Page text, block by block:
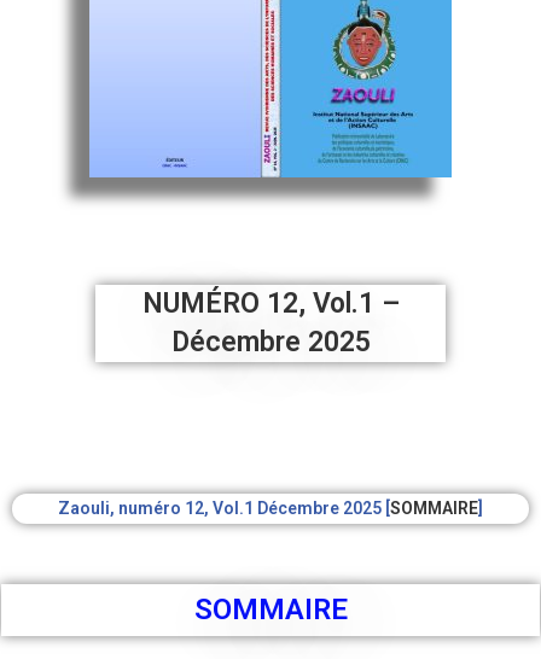
NUMÉRO 12, Vol.1 –
Décembre 2025
Zaouli, numéro 12, Vol.1 Décembre 2025 [ SOMMAIRE
SOMMAIRE